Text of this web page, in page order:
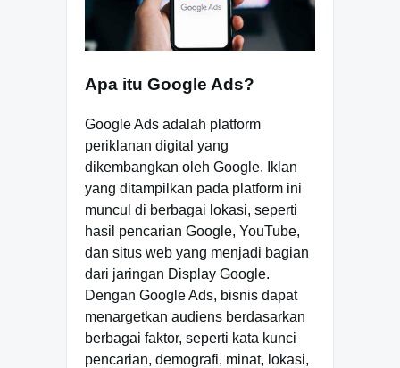
Apa itu Google Ads?
Google Ads adalah platform
periklanan digital yang
dikembangkan oleh Google. Iklan
yang ditampilkan pada platform ini
muncul di berbagai lokasi, seperti
hasil pencarian Google, YouTube,
dan situs web yang menjadi bagian
dari jaringan Display Google.
Dengan Google Ads, bisnis dapat
menargetkan audiens berdasarkan
berbagai faktor, seperti kata kunci
pencarian, demografi, minat, lokasi,